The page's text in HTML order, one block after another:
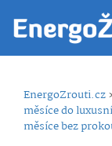
EnergoZrouti.cz
měsíce do
měsíce bez